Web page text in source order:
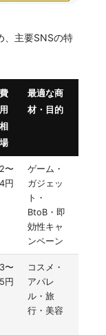
、主要SNSの特
費
用
相
場
最適な商
材・目的
2〜
4円
ゲーム・
ガジェッ
ト・
BtoB・即
効性キャ
ンペーン
3〜
5円
コスメ・
アパレ
ル・旅
行・美容